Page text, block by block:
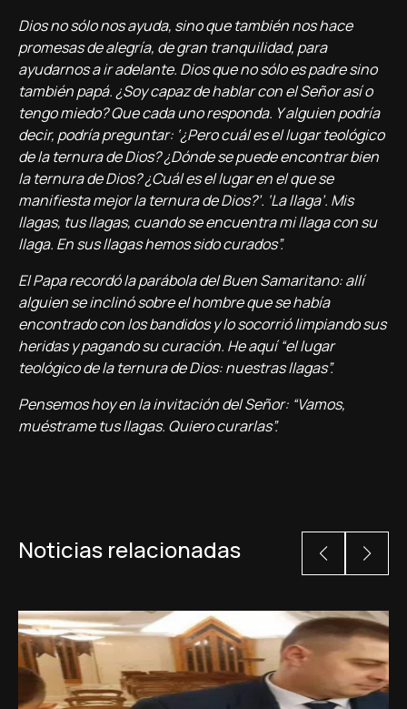
Dios no sólo nos ayuda, sino que también nos hace
promesas de alegría, de gran tranquilidad, para
ayudarnos a ir adelante. Dios que no sólo es padre sino
también papá. ¿Soy capaz de hablar con el Señor así o
tengo miedo? Que cada uno responda. Y alguien podría
decir, podría preguntar: ‘¿Pero cuál es el lugar teológico
de la ternura de Dios? ¿Dónde se puede encontrar bien
la ternura de Dios? ¿Cuál es el lugar en el que se
manifiesta mejor la ternura de Dios?’. ‘La llaga’. Mis
llagas, tus llagas, cuando se encuentra mi llaga con su
llaga. En sus llagas hemos sido curados”.
El Papa recordó la parábola del Buen Samaritano: allí
alguien se inclinó sobre el hombre que se había
encontrado con los bandidos y lo socorrió limpiando sus
heridas y pagando su curación. He aquí “el lugar
teológico de la ternura de Dios: nuestras llagas”.
Pensemos hoy en la invitación del Señor: “Vamos,
muéstrame tus llagas. Quiero curarlas”.
Noticias relacionadas